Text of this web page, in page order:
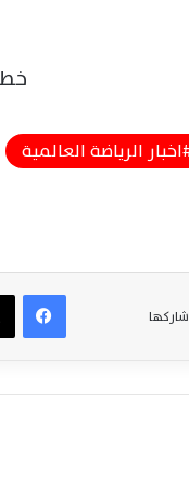
اخبار الرياضة العالمية
شاركها
فيسبوك